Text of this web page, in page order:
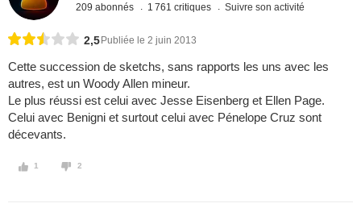
209 abonnés 1 761 critiques Suivre son activité
2,5 Publiée le 2 juin 2013
Cette succession de sketchs, sans rapports les uns avec les
autres, est un Woody Allen mineur.
Le plus réussi est celui avec Jesse Eisenberg et Ellen Page.
Celui avec Benigni et surtout celui avec Pénelope Cruz sont
décevants.
1 2